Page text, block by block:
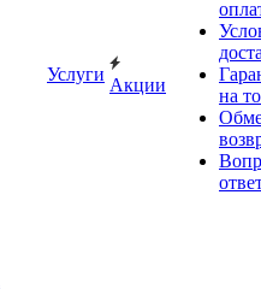
Услуги
Акции
на